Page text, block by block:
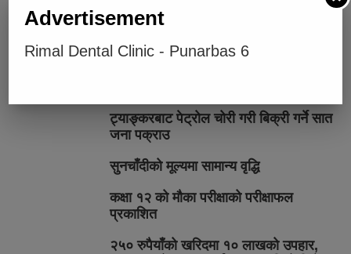
ट्याङ्करबाट पेट्रोल चोरी गरी बिक्री गर्ने सात
जना पक्राउ
सुनचाँदीको मूल्यमा सामान्य वृद्धि
कक्षा १२ को मौका परीक्षाको परीक्षाफल
प्रकाशित
२५० रुपैयाँको खरिदमा १० लाखको उपहार,
Advertisement
Rimal Dental Clinic - Punarbas 6